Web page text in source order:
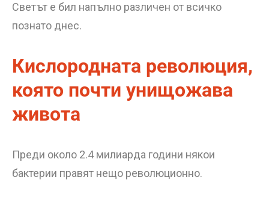
Светът е бил напълно различен от всичко
познато днес.
Кислородната революция,
която почти унищожава
живота
Преди около 2.4 милиарда години някои
бактерии правят нещо революционно.